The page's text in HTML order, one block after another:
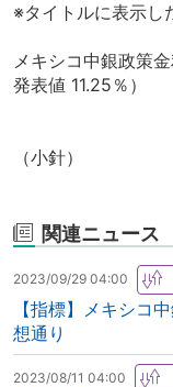
※タイトルに表示し
メキシコ中銀政策
発表値 11.25％）
（小針）
関連ニュース
2023/09/29 04:00
【指標】メキシコ
想通り
2023/08/11 04:00